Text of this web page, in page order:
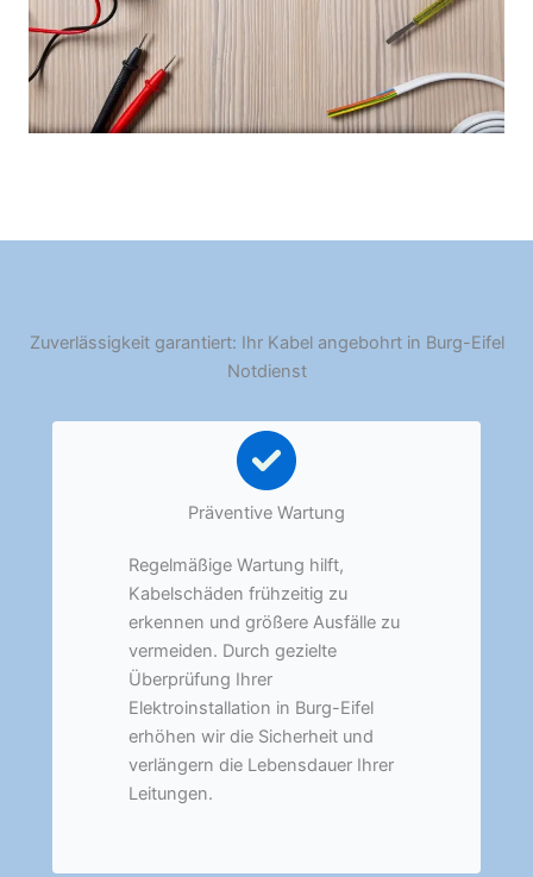
Zuverlässigkeit garantiert: Ihr Kabel angebohrt in Burg-Eifel
Notdienst
Präventive Wartung
Regelmäßige Wartung hilft,
Kabelschäden frühzeitig zu
erkennen und größere Ausfälle zu
vermeiden. Durch gezielte
Überprüfung Ihrer
Elektroinstallation in Burg-Eifel
erhöhen wir die Sicherheit und
verlängern die Lebensdauer Ihrer
Leitungen.